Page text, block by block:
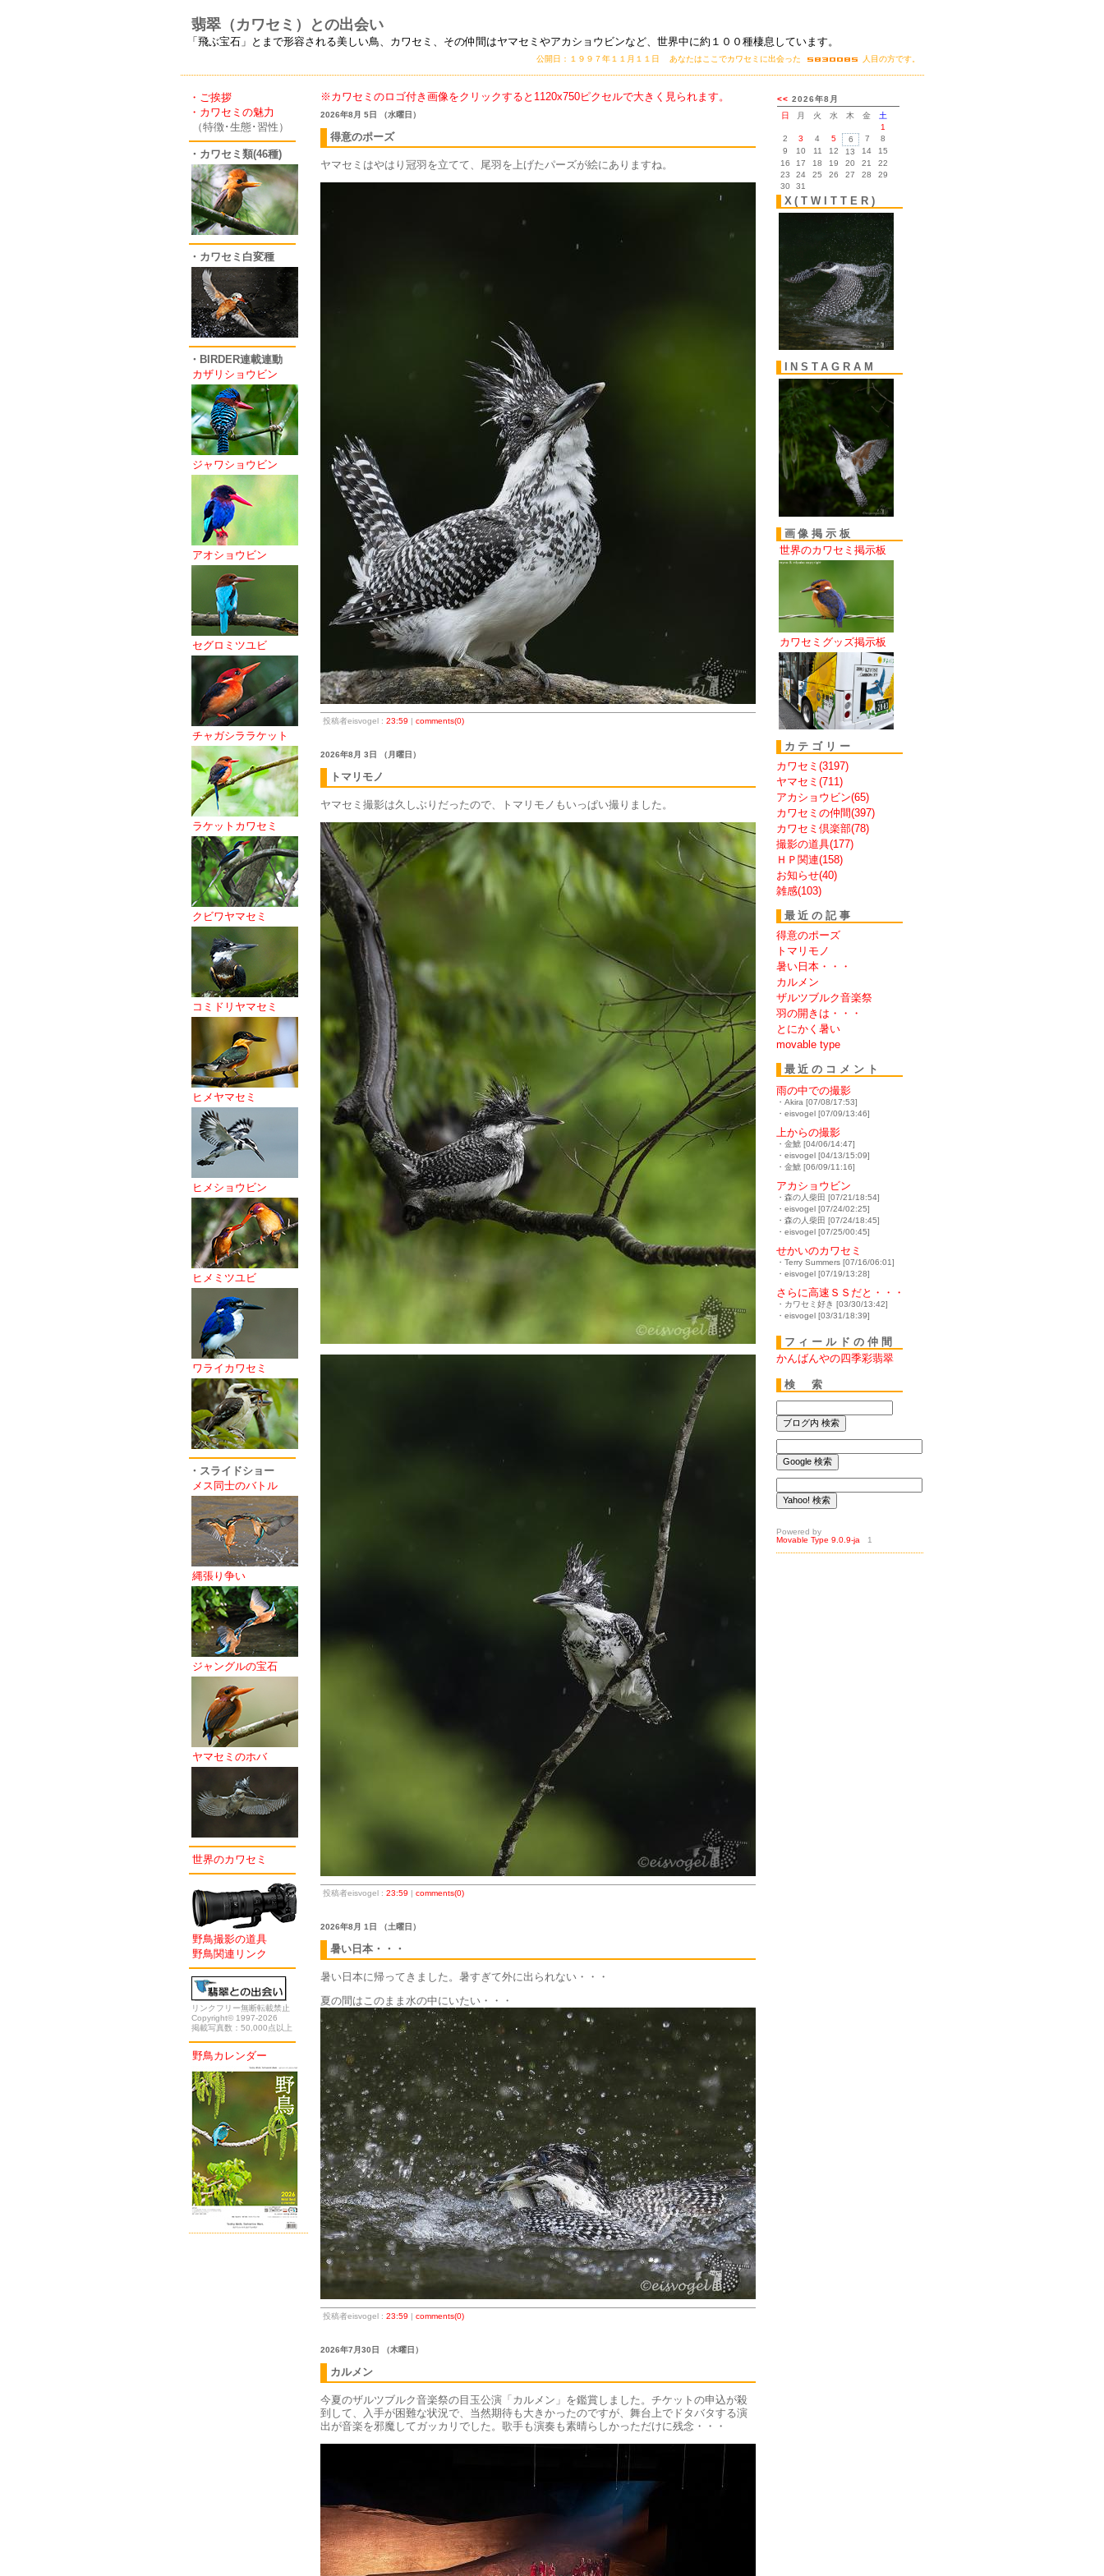
翡翠（カワセミ）との出会い
「飛ぶ宝石」とまで形容される美しい鳥、カワセミ、その仲間はヤマセミやアカショウビンなど、世界中に約１００種棲息しています。
公開日：１９９７年１１月１１日 あなたはここでカワセミに出会った 人目の方です。
・ご挨拶
・カワセミの魅力
（特徴･生態･習性）
・カワセミ類(46種)
・カワセミ白変種
・BIRDER連載連動
カザリショウビン
ジャワショウビン
アオショウビン
セグロミツユビ
チャガシララケット
ラケットカワセミ
クビワヤマセミ
コミドリヤマセミ
ヒメヤマセミ
ヒメショウビン
ヒメミツユビ
ワライカワセミ
・スライドショー
メス同士のバトル
縄張り争い
ジャングルの宝石
ヤマセミのホバ
世界のカワセミ
野鳥撮影の道具
野鳥関連リンク
リンクフリー無断転載禁止
Copyright© 1997-2026
掲載写真数：50,000点以上
野鳥カレンダー
※カワセミのロゴ付き画像をクリックすると1120x750ピクセルで大きく見られます。
2026年8月 5日 （水曜日）
得意のポーズ
ヤマセミはやはり冠羽を立てて、尾羽を上げたパーズが絵にありますね。
投稿者eisvogel : 23:59 | comments(0)
2026年8月 3日 （月曜日）
トマリモノ
ヤマセミ撮影は久しぶりだったので、トマリモノもいっぱい撮りました。
投稿者eisvogel : 23:59 | comments(0)
2026年8月 1日 （土曜日）
暑い日本・・・
暑い日本に帰ってきました。暑すぎて外に出られない・・・
夏の間はこのまま水の中にいたい・・・
投稿者eisvogel : 23:59 | comments(0)
2026年7月30日 （木曜日）
カルメン
今夏のザルツブルク音楽祭の目玉公演「カルメン」を鑑賞しました。チケットの申込が殺
到して、入手が困難な状況で、当然期待も大きかったのですが、舞台上でドタバタする演
出が音楽を邪魔してガッカリでした。歌手も演奏も素晴らしかっただけに残念・・・
X(TWITTER)
INSTAGRAM
画像掲示板
世界のカワセミ掲示板
カワセミグッズ掲示板
カテゴリー
カワセミ(3197)
ヤマセミ(711)
アカショウビン(65)
カワセミの仲間(397)
カワセミ倶楽部(78)
撮影の道具(177)
ＨＰ関連(158)
お知らせ(40)
雑感(103)
最近の記事
得意のポーズ
トマリモノ
暑い日本・・・
カルメン
ザルツブルク音楽祭
羽の開きは・・・
とにかく暑い
movable type
最近のコメント
雨の中での撮影
・Akira [07/08/17:53]
・eisvogel [07/09/13:46]
上からの撮影
・金鯱 [04/06/14:47]
・eisvogel [04/13/15:09]
・金鯱 [06/09/11:16]
アカショウビン
・森の人柴田 [07/21/18:54]
・eisvogel [07/24/02:25]
・森の人柴田 [07/24/18:45]
・eisvogel [07/25/00:45]
せかいのカワセミ
・Terry Summers [07/16/06:01]
・eisvogel [07/19/13:28]
さらに高速ＳＳだと・・・
・カワセミ好き [03/30/13:42]
・eisvogel [03/31/18:39]
フィールドの仲間
かんばんやの四季彩翡翠
検 索
Powered by
Movable Type 9.0.9-ja
1